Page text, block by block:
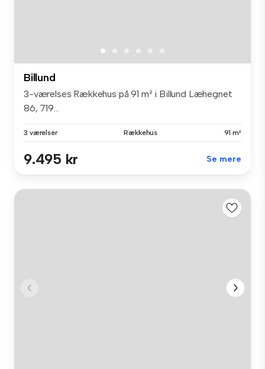
Billund
3-værelses Rækkehus på 91 m² i Billund Læhegnet
86, 719...
3 værelser Rækkehus 91 m²
9.495 kr Se mere